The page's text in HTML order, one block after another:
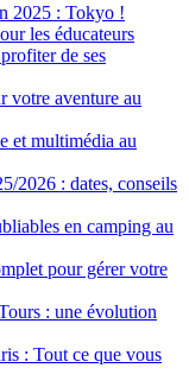
2025 : Tokyo !
les éducateurs
de ses
votre aventure au
et multimédia au
2026 : dates, conseils
en camping au
pour gérer votre
: une évolution
: Tout ce que vous